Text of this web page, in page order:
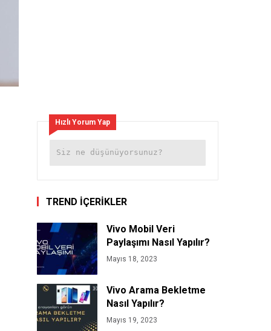
Hızlı Yorum Yap
TREND İÇERİKLER
Vivo Mobil Veri
Paylaşımı Nasıl Yapılır?
Mayıs 18, 2023
Vivo Arama Bekletme
Nasıl Yapılır?
Mayıs 19, 2023